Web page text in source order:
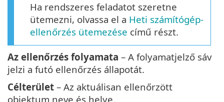
Ha rendszeres feladatot szeretne
ütemezni, olvassa el a Heti számítógép-
ellenőrzés ütemezése című részt.
Az ellenőrzés folyamata – A folyamatjelző sáv
jelzi a futó ellenőrzés állapotát.
Célterület – Az aktuálisan ellenőrzött
objektum neve és helye.